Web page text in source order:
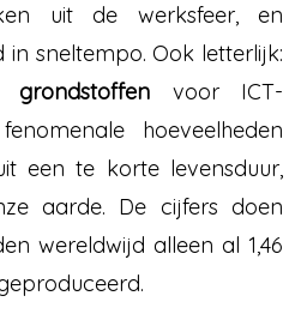
uit de werksfeer, en
sneltempo. Ook letterlijk:
grondstoffen voor ICT-
hoeveelheden
een te korte levensduur,
aarde. De cijfers doen
wereldwijd alleen al 1,46